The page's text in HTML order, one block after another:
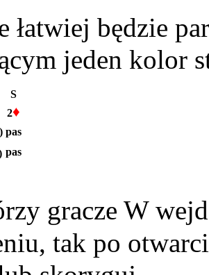
łatwiej będzie
jeden kolor
S
2♦
pas
pas
gracze W
tak po